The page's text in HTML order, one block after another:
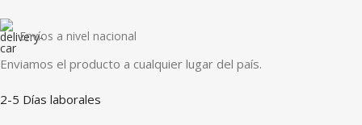
Envíos a nivel nacional
Enviamos el producto a cualquier lugar del país.
2-5 Días laborales